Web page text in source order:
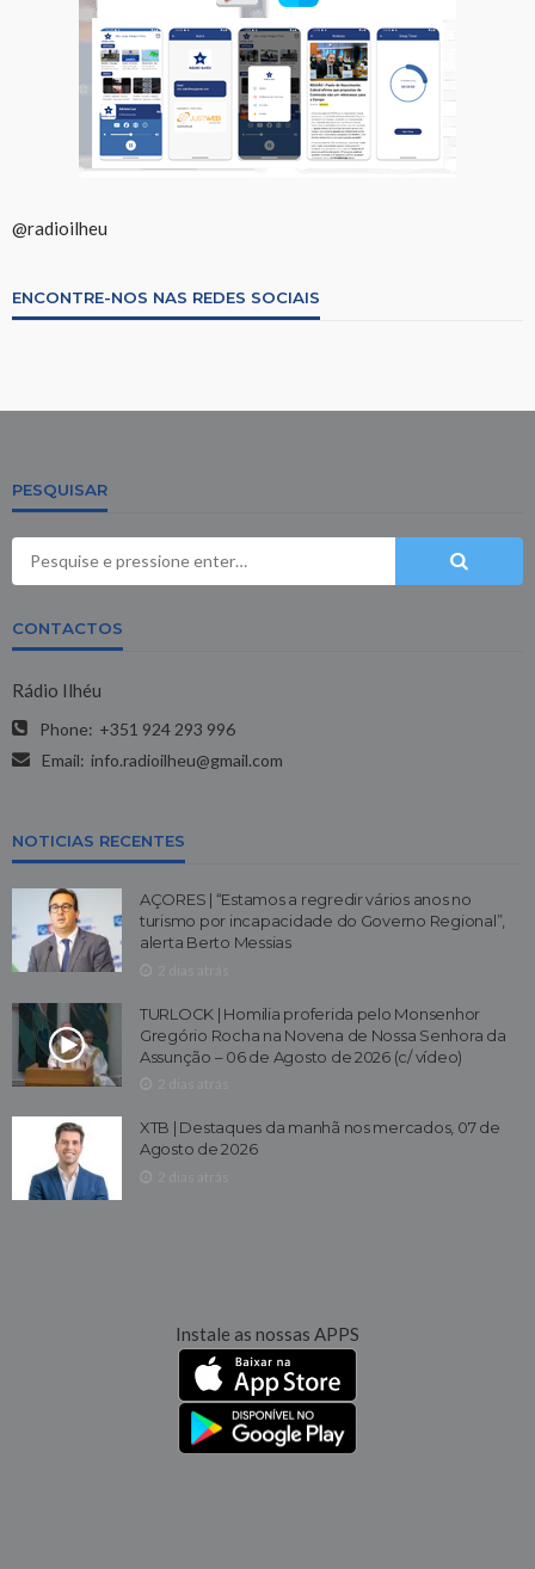
@radioilheu
ENCONTRE-NOS NAS REDES SOCIAIS
PESQUISAR
CONTACTOS
Rádio Ilhéu
Phone: +351 924 293 996
Email: info.radioilheu@gmail.com
NOTICIAS RECENTES
AÇORES | “Estamos a regredir vários anos no
turismo por incapacidade do Governo Regional”,
alerta Berto Messias
TURLOCK | Homilia proferida pelo Monsenhor
Gregório Rocha na Novena de Nossa Senhora da
Assunção – 06 de Agosto de 2026 (c/ vídeo)
XTB | Destaques da manhã nos mercados, 07 de
Agosto de 2026
Instale as nossas APPS